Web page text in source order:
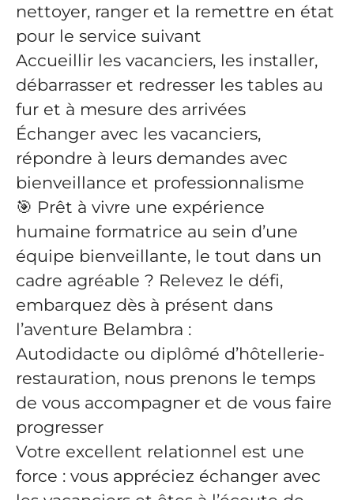
nettoyer, ranger et la remettre en état
pour le service suivant
Accueillir les vacanciers, les installer,
débarrasser et redresser les tables au
fur et à mesure des arrivées
Échanger avec les vacanciers,
répondre à leurs demandes avec
bienveillance et professionnalisme
🎯 Prêt à vivre une expérience
humaine formatrice au sein d’une
équipe bienveillante, le tout dans un
cadre agréable ? Relevez le défi,
embarquez dès à présent dans
l’aventure Belambra :
Autodidacte ou diplômé d’hôtellerie-
restauration, nous prenons le temps
de vous accompagner et de vous faire
progresser
Votre excellent relationnel est une
force : vous appréciez échanger avec